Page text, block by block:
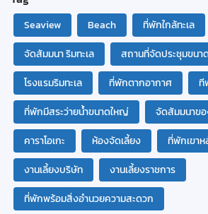
Seaview Beach ที่พักใกล้ทะเล
จัดสัมมนา ริมทะเล
สถานที่จัดประชุมขน
โรงแรมริมทะเล
ที่พักตากอากาศ
ที
ที่พักมีสระว่ายน้ำขนาดใหญ่
จัดสัมมนาขอ
คาราโอเกะ
ห้องจัดเลี้ยง ที่พักเขา
งานเลี้ยงบริษัท
งานเลี้ยงราชการ
ที่พักพร้อมสิ่งอำนวยความสะดวก